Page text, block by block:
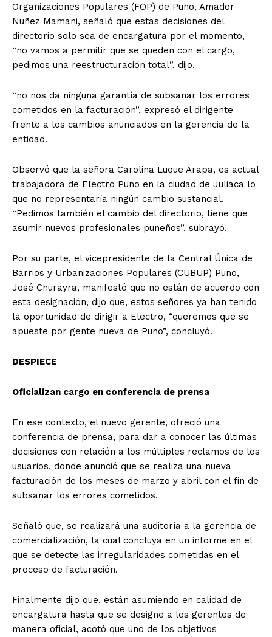
Organizaciones Populares (FOP) de Puno, Amador
Nuñez Mamani, señaló que estas decisiones del
directorio solo sea de encargatura por el momento,
“no vamos a permitir que se queden con el cargo,
pedimos una reestructuración total”, dijo.
“no nos da ninguna garantía de subsanar los errores
cometidos en la facturación”, expresó el dirigente
frente a los cambios anunciados en la gerencia de la
entidad.
Observó que la señora Carolina Luque Arapa, es actual
trabajadora de Electro Puno en la ciudad de Juliaca lo
que no representaría ningún cambio sustancial.
“Pedimos también el cambio del directorio, tiene que
asumir nuevos profesionales puneños”, subrayó.
Por su parte, el vicepresidente de la Central Única de
Barrios y Urbanizaciones Populares (CUBUP) Puno,
José Churayra, manifestó que no están de acuerdo con
esta designación, dijo que, estos señores ya han tenido
la oportunidad de dirigir a Electro, “queremos que se
apueste por gente nueva de Puno”, concluyó.
DESPIECE
Oficializan cargo en conferencia de prensa
En ese contexto, el nuevo gerente, ofreció una
conferencia de prensa, para dar a conocer las últimas
decisiones con relación a los múltiples reclamos de los
usuarios, donde anunció que se realiza una nueva
facturación de los meses de marzo y abril con el fin de
subsanar los errores cometidos.
Señaló que, se realizará una auditoría a la gerencia de
comercialización, la cual concluya en un informe en el
que se detecte las irregularidades cometidas en el
proceso de facturación.
Finalmente dijo que, están asumiendo en calidad de
encargatura hasta que se designe a los gerentes de
manera oficial, acotó que uno de los objetivos